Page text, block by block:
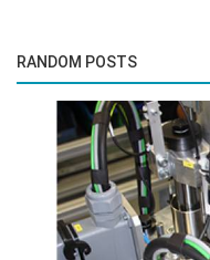
RANDOM POSTS